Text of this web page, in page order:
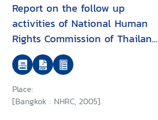
Report on the follow up
activities of National Human
Rights Commission of Thailand
on the APF-Brookings/Bern
project on internally displaced
persons
Place:
[Bangkok : NHRC, 2005].